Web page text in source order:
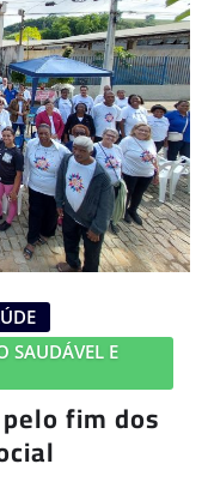
SAUDÁVEL E
fim dos